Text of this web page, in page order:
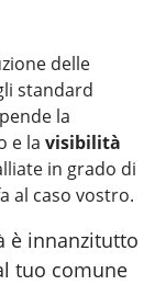
delle
standard
la
e la visibilità
in grado di
al caso vostro.
è innanzitutto
tuo comune